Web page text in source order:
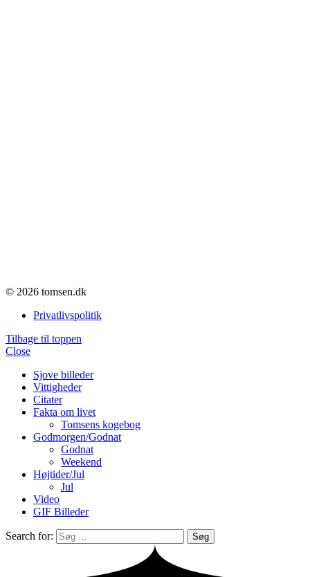
© 2026 tomsen.dk
Privatlivspolitik
Tilbage til toppen
Close
Sjove billeder
Vittigheder
Citater
Fakta om livet
Tomsens kogebog
Godmorgen/Godnat
Godnat
Weekend
Højtider/Jul
Jul
Video
GIF Billeder
Search for: Søg